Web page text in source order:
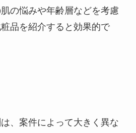
の悩みや年齢層などを考慮
品を紹介すると効果的で
、案件によって大きく異な